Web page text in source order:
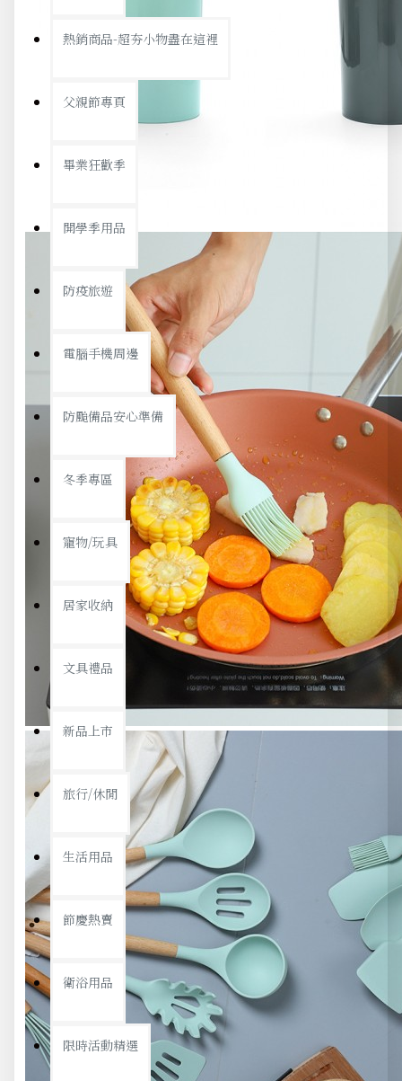
熱銷商品-超夯小物盡在這裡
父親節專頁
畢業狂歡季
開學季用品
防疫旅遊
電腦手機周邊
防颱備品安心準備
冬季專區
寵物/玩具
居家收納
文具禮品
新品上市
旅行/休閒
生活用品
節慶熱賣
衛浴用品
限時活動精選